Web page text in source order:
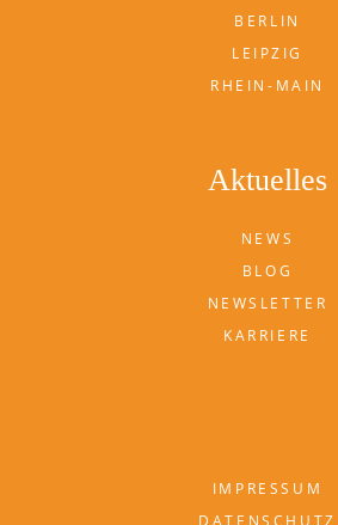
BERLIN
LEIPZIG
RHEIN-MAIN
Aktuelles
NEWS
BLOG
NEWSLETTER
KARRIERE
IMPRESSUM
DATENSCHUTZ